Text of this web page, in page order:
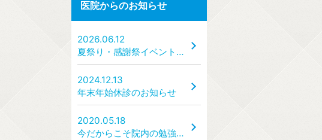
医院からのお知らせ
2026.06.12
夏祭り・感謝祭イベント開催のお知らせ【7/25(土)、7/26(日)】
2024.12.13
年末年始休診のお知らせ
2020.05.18
今だからこそ院内の勉強会を！